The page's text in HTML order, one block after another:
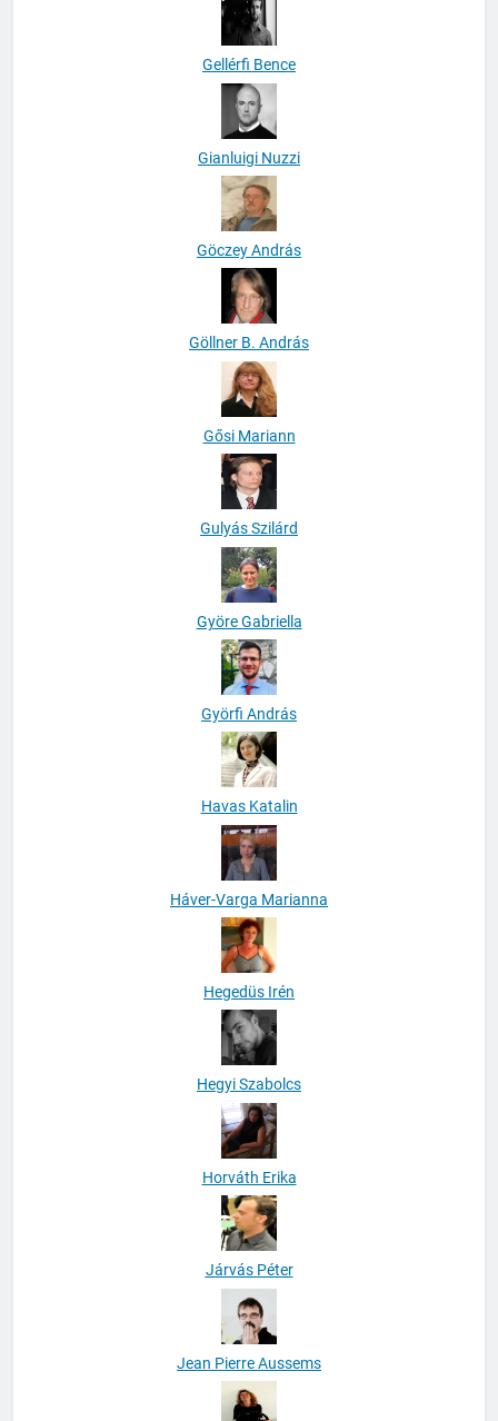
Gellérfi Bence
Gianluigi Nuzzi
Göczey András
Göllner B. András
Gősi Mariann
Gulyás Szilárd
Györe Gabriella
Györfi András
Havas Katalin
Háver-Varga Marianna
Hegedüs Irén
Hegyi Szabolcs
Horváth Erika
Járvás Péter
Jean Pierre Aussems